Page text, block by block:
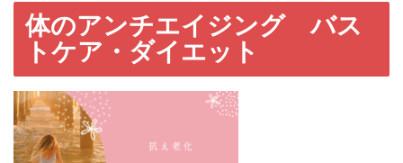
体のアンチエイジング バス
トケア・ダイエット